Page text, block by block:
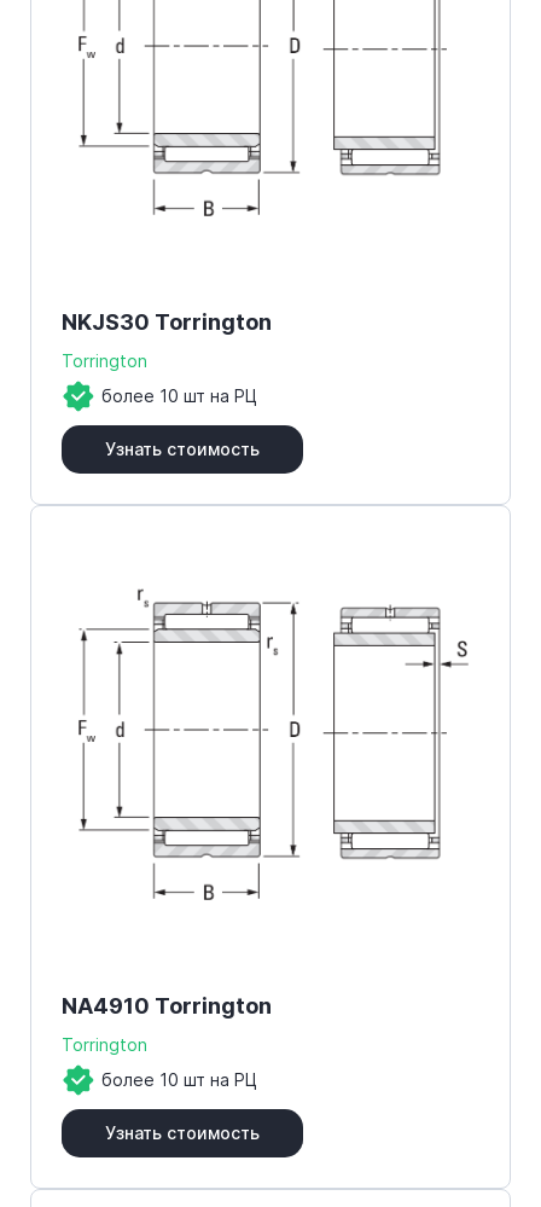
NKJS30 Torrington
Torrington
более 10 шт на РЦ
Узнать стоимость
NA4910 Torrington
Torrington
более 10 шт на РЦ
Узнать стоимость